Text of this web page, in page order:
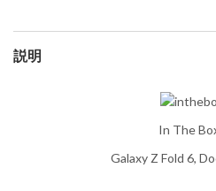
説明
In The
Galaxy Z Fold 6,